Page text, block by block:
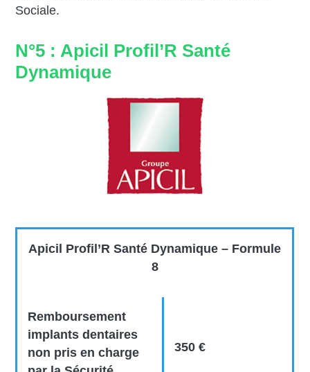
Sociale.
N°5 : Apicil Profil’R Santé
Dynamique
Apicil Profil’R Santé Dynamique – Formule
8
Remboursement
implants dentaires
non pris en charge
350 €